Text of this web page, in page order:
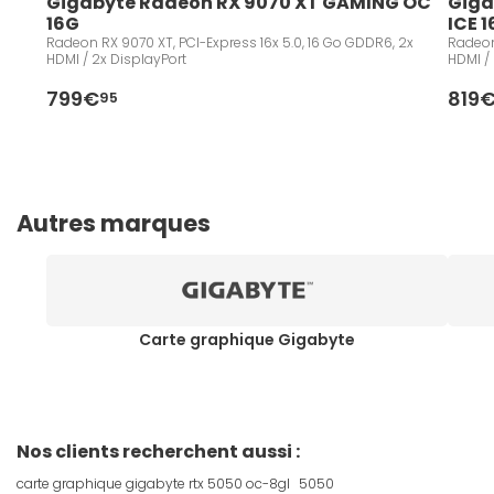
16G
Radeon RX 9070 XT, PCI-Express 16x 5.0, 16 Go GDDR6, 2x
HDMI / 2x DisplayPort
799€95
ICE
HDMI
Autres marques
Carte graphique Gigabyte
Nos clients recherchent aussi :
carte graphique gigabyte rtx 5050 oc-8gl 5050